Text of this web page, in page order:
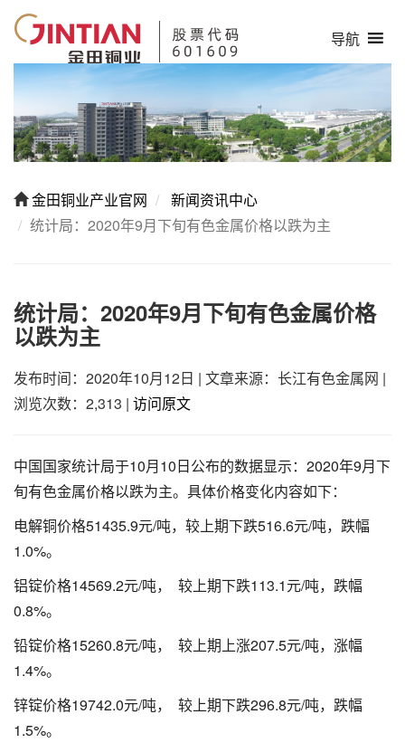
导航
金田铜业产业官网
新闻资讯中心
统计局：2020年9月下旬有色金属价格以跌为主
统计局：2020年9月下旬有色金属价格
以跌为主
发布时间：2020年10月12日 | 文章来源：长江有色金属网 |
浏览次数：2,313 | 访问原文
中国国家统计局于10月10日公布的数据显示：2020年9月下
旬有色金属价格以跌为主。具体价格变化内容如下：
电解铜价格51435.9元/吨，较上期下跌516.6元/吨，跌幅
1.0%。
铝锭价格14569.2元/吨， 较上期下跌113.1元/吨，跌幅
0.8%。
铅锭价格15260.8元/吨， 较上期上涨207.5元/吨，涨幅
1.4%。
锌锭价格19742.0元/吨， 较上期下跌296.8元/吨，跌幅
1.5%。